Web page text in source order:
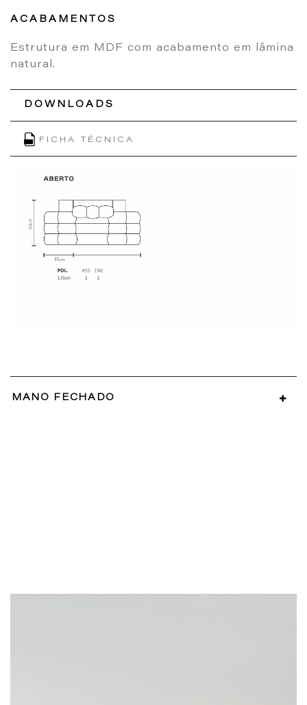
ACABAMENTOS
Estrutura em MDF com acabamento em lâmina
natural.
DOWNLOADS
FICHA TÉCNICA
MANO FECHADO